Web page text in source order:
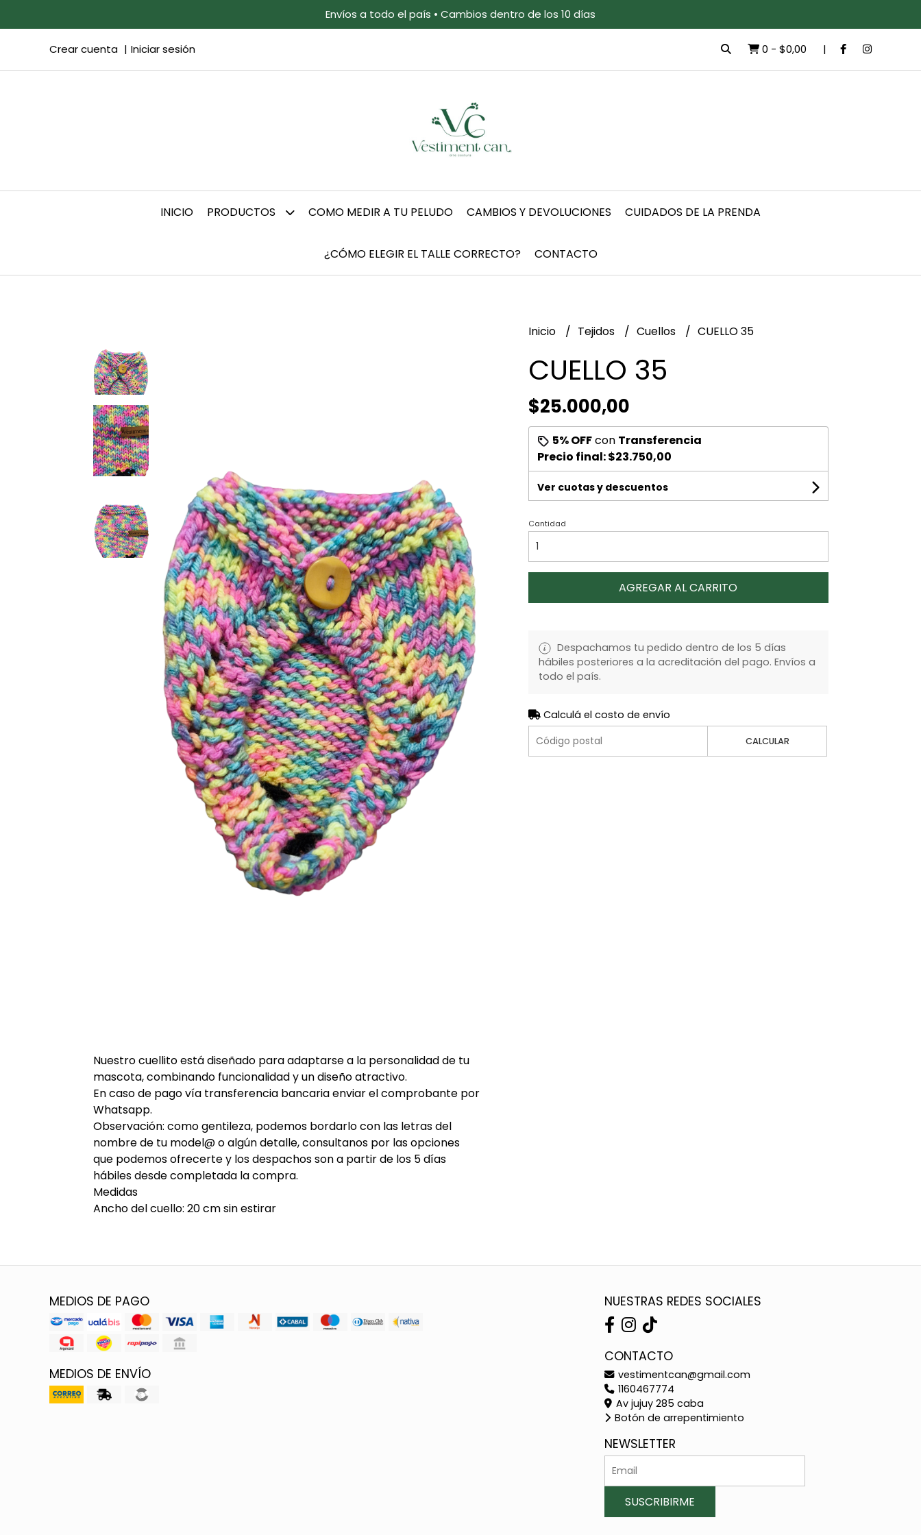
Envíos a todo el país • Cambios dentro de los 10 días
Crear cuenta Iniciar sesión 0 - $0,00
INICIO PRODUCTOS COMO MEDIR A TU PELUDO CAMBIOS Y DEVOLUCIONES CUIDADOS DE LA PRENDA
¿CÓMO ELEGIR EL TALLE CORRECTO? CONTACTO
Nuestro cuellito está diseñado para adaptarse a la personalidad de tu
mascota, combinando funcionalidad y un diseño atractivo.
En caso de pago vía transferencia bancaria enviar el comprobante por
Whatsapp.
Observación: como gentileza, podemos bordarlo con las letras del
nombre de tu model@ o algún detalle, consultanos por las opciones
que podemos ofrecerte y los despachos son a partir de los 5 días
hábiles desde completada la compra.
Medidas
Ancho del cuello: 20 cm sin estirar
Inicio Tejidos Cuellos CUELLO 35
CUELLO 35
$25.000,00
5% OFFcon Transferencia
Precio final:$23.750,00
Ver cuotas y descuentos
Cantidad
AGREGAR AL CARRITO
Despachamos tu pedido dentro de los 5 días
hábiles posteriores a la acreditación del pago. Envíos a
todo el país.
Calculá el costo de envío
CALCULAR
MEDIOS DE PAGO
MEDIOS DE ENVÍO
NUESTRAS REDES SOCIALES
CONTACTO
vestimentcan@gmail.com
1160467774
Av jujuy 285 caba
Botón de arrepentimiento
NEWSLETTER
SUSCRIBIRME